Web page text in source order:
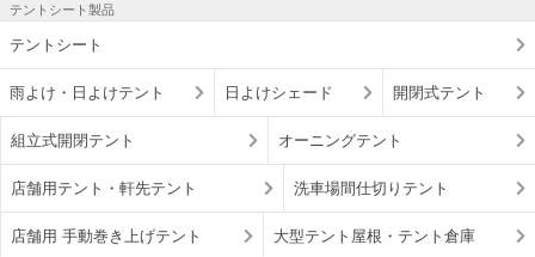
テントシート製品
テントシート
雨よけ・日よけテント 日よけシェード 開閉式テント
組立式開閉テント オーニングテント
店舗用テント・軒先テント 洗車場間仕切りテント
店舗用 手動巻き上げテント 大型テント屋根・テント倉庫